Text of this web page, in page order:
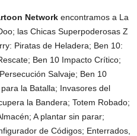
Network encontramos a La
las Chicas Superpoderosas Z
Piratas de Heladera; Ben 10:
Ben 10 Impacto Crítico;
Salvaje; Ben 10
la Batalla; Invasores del
la Bandera; Totem Robado;
A plantar sin parar;
de Códigos; Enterrados,